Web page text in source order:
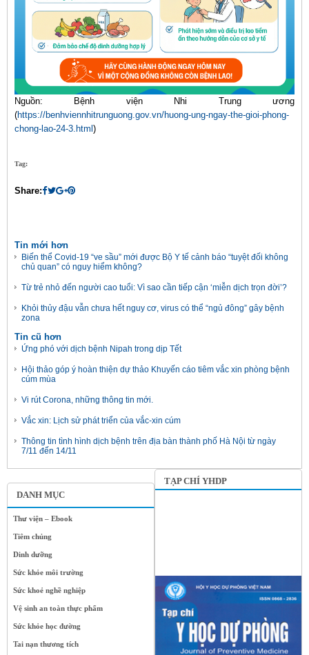
DANH MỤC
Thư viện – Ebook
Tiêm chủng
Dinh dưỡng
Sức khỏe môi trường
Sức khoẻ nghề nghiệp
Vệ sinh an toàn thực phẩm
Sức khỏe học đường
Tai nạn thương tích
Nguồn: Bệnh viện Nhi Trung ương
(https://benhviennhitrunguong.gov.vn/huong-ung-ngay-the-gioi-phong-
chong-lao-24-3.html )
Tag:
Share:
Tin mới hơn
Biến thể Covid-19 “ve sầu” mới được Bộ Y tế cảnh báo “tuyệt đối không
chủ quan” có nguy hiểm không?
Từ trẻ nhỏ đến người cao tuổi: Vì sao cần tiếp cận ‘miễn dịch trọn đời’?
Khỏi thủy đậu vẫn chưa hết nguy cơ, virus có thể “ngủ đông” gây bệnh
zona
Tin cũ hơn
Ứng phó với dịch bệnh Nipah trong dịp Tết
Hội thảo góp ý hoàn thiện dự thảo Khuyến cáo tiêm vắc xin phòng bệnh
cúm mùa
Vi rút Corona, những thông tin mới.
Vắc xin: Lịch sử phát triển của vắc-xin cúm
Thông tin tình hình dịch bệnh trên địa bàn thành phố Hà Nội từ ngày
7/11 đến 14/11
TẠP CHÍ YHDP